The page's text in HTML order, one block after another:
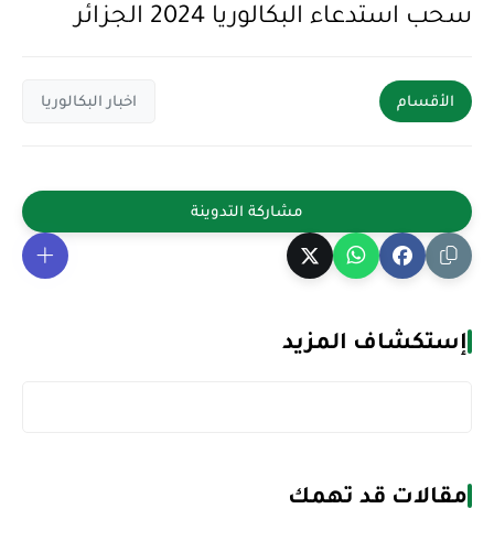
سحب استدعاء البكالوريا 2024 الجزائر
الأقسام اخبار البكالوريا
إستكشاف المزيد
مقالات قد تهمك